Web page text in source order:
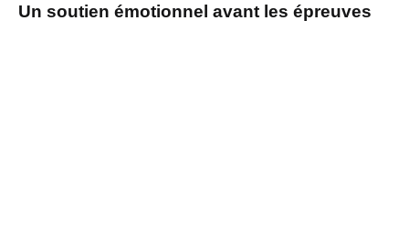
Un soutien émotionnel avant les épreuves